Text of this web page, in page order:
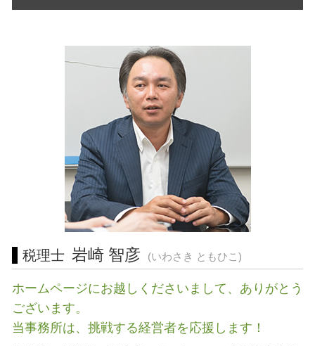
青色申告 決算書 書き方
税理士 確定申告 費用
リスクマネジメント 企業
訪問介護 開業
飲食店 営業許可証
起業支援 三重県 税理士
許認可 藤沢市 税理士 相談
税務相談 横浜市 相談
税務相談 三重県 相談
起業支援 愛知県 税理士 相談
営業 許認可 申請 相模原市 相談
税務相談 東京都 税理士
経営相談 三重県 税理士
起業支援 川崎市 税理士
会社設立 東京都 税理士
起業支援 東海地方 税理士 相談
税理士 岩崎 智彦 (いわさき ともひこ)
ホームページにお越しくださいまして、ありがとう
ございます。
当事務所は、挑戦する経営者を応援します！